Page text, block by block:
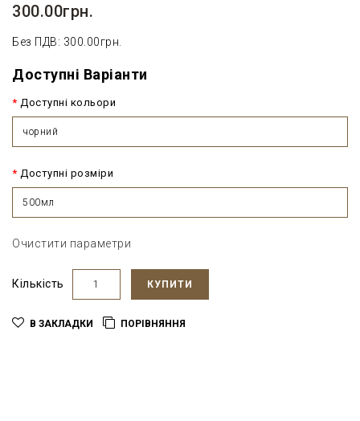
300.00грн.
Без ПДВ: 300.00грн.
Доступні Варіанти
Доступні кольори
чорний
Доступні розміри
500мл
Очистити параметри
Кількість КУПИТИ
В ЗАКЛАДКИ ПОРІВНЯННЯ